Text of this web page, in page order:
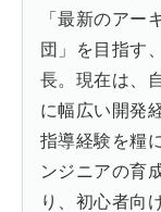
「最新のアー
団」を目指す
長。現在は、
に幅広い開発
指導経験を糧
ンジニアの育
り、初心者向